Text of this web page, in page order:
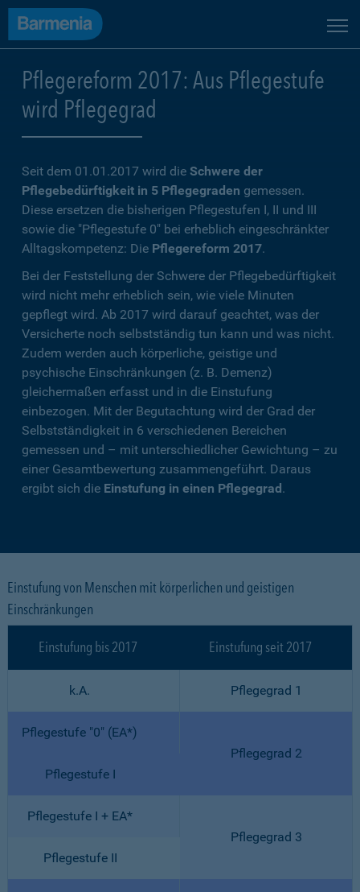
Pflegereform 2017: Aus Pflegestufe
wird Pflegegrad
Seit dem 01.01.2017 wird die Schwere der
Pflegebedürftigkeit in 5 Pflegegraden gemessen.
Diese ersetzen die bisherigen Pflegestufen I, II und III
sowie die "Pflegestufe 0" bei erheblich eingeschränkter
Alltagskompetenz: Die Pflegereform 2017.
Bei der Feststellung der Schwere der Pflegebedürftigkeit
wird nicht mehr erheblich sein, wie viele Minuten
gepflegt wird. Ab 2017 wird darauf geachtet, was der
Versicherte noch selbstständig tun kann und was nicht.
Zudem werden auch körperliche, geistige und
psychische Einschränkungen (z. B. Demenz)
gleichermaßen erfasst und in die Einstufung
einbezogen. Mit der Begutachtung wird der Grad der
Selbstständigkeit in 6 verschiedenen Bereichen
gemessen und – mit unterschiedlicher Gewichtung – zu
einer Gesamtbewertung zusammengeführt. Daraus
ergibt sich die Einstufung in einen Pflegegrad.
Einstufung von Menschen mit körperlichen und geistigen
Einschränkungen
Einstufung bis 2017 Einstufung seit 2017
k.A. Pflegegrad 1
Pflegestufe "0" (EA*)
Pflegegrad 2
Pflegestufe I
Pflegestufe I + EA*
Pflegegrad 3
Pflegestufe II